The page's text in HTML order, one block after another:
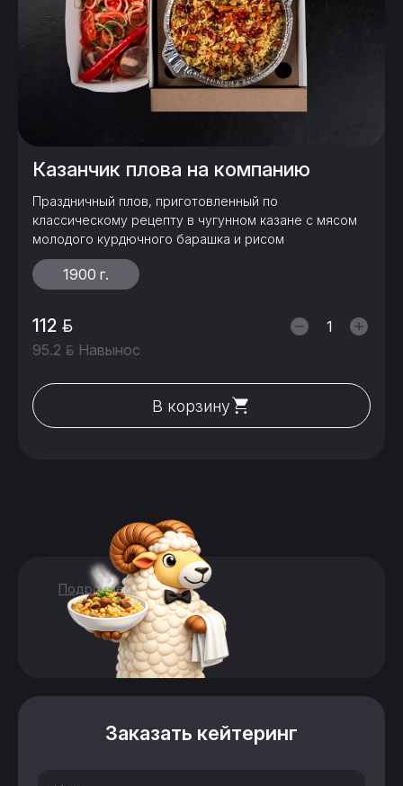
Казанчик плова на компанию
Праздничный плов, приготовленный по
классическому рецепту в чугунном казане с мясом
молодого курдючного барашка и рисом
1900 г.
112
95.2 Навынос
В корзину
Подробнее
Заказать кейтеринг